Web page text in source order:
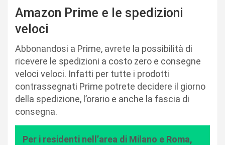
Amazon Prime e le spedizioni
veloci
Abbonandosi a Prime, avrete la possibilità di
ricevere le spedizioni a costo zero e consegne
veloci veloci. Infatti per tutte i prodotti
contrassegnati Prime potrete decidere il giorno
della spedizione, l’orario e anche la fascia di
consegna.
Per i residenti nell’area di Milano e Roma,